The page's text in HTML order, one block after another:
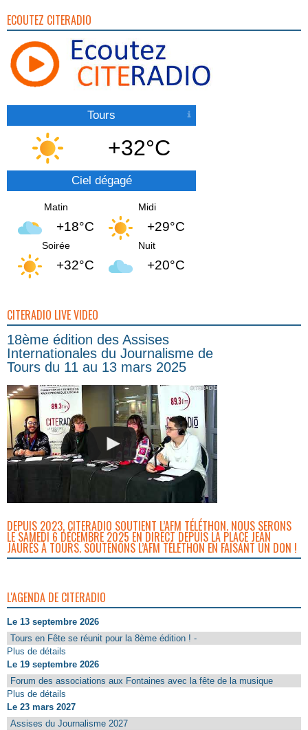
ECOUTEZ CITERADIO
Tours
+32°C
Ciel dégagé
Matin
+18°C
Midi
+29°C
Soirée
+32°C
Nuit
+20°C
CITERADIO LIVE VIDEO
18ème édition des Assises
Internationales du Journalisme de
Tours du 11 au 13 mars 2025
DEPUIS 2023, CITERADIO SOUTIENT L’AFM TÉLÉTHON. NOUS SERONS
LE SAMEDI 6 DÉCEMBRE 2025 EN DIRECT DEPUIS LA PLACE JEAN
JAURÈS À TOURS. SOUTENONS L’AFM TÉLÉTHON EN FAISANT UN DON !
L'AGENDA DE CITERADIO
Le 13 septembre 2026
Tours en Fête se réunit pour la 8ème édition ! -
Plus de détails
Le 19 septembre 2026
Forum des associations aux Fontaines avec la fête de la musique
Plus de détails
Le 23 mars 2027
Assises du Journalisme 2027